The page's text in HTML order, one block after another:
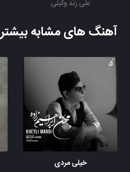
علی زند وکیلی
آهنگ های مشابه بیشتر
خیلی مردی